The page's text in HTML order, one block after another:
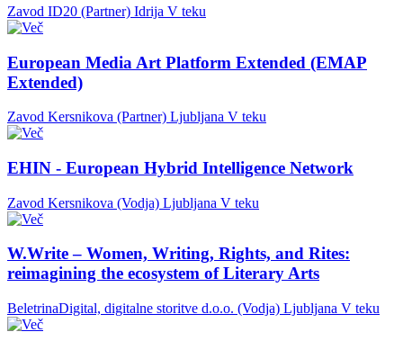
Zavod ID20 (Partner) Idrija V teku
European Media Art Platform Extended (EMAP
Extended)
Zavod Kersnikova (Partner) Ljubljana V teku
EHIN - European Hybrid Intelligence Network
Zavod Kersnikova (Vodja) Ljubljana V teku
W.Write – Women, Writing, Rights, and Rites:
reimagining the ecosystem of Literary Arts
BeletrinaDigital, digitalne storitve d.o.o. (Vodja) Ljubljana V teku